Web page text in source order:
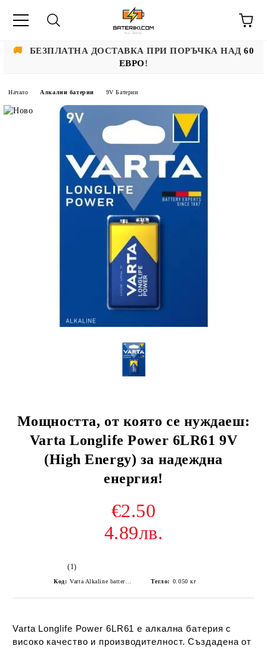
🚚 БЕЗПЛАТНА ДОСТАВКА ПРИ ПОРЪЧКА НАД60
ЕВРО!
Начало Алкални батерии 9V Батерии
Мощността, от която се нуждаеш:
Varta Longlife Power 6LR61 9V
(High Energy) за надеждна
енергия!
€2.50
4.89лв.
(1)
Код: Тегло: 0.050 кг
Varta Longlife Power 6LR61 е алкална батерия с
високо качество и производителност. Създадена от